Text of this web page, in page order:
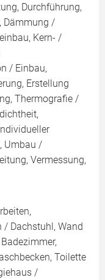
Durchführung,
Dämmung /
Kern- /
/ Einbau,
Erstellung
Thermografie /
Umbau /
Vermessung,
/ Dachstuhl, Wand
Toilette
/